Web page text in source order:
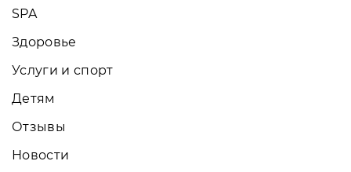
SPA
Здоровье
Услуги и спорт
Детям
Отзывы
Новости